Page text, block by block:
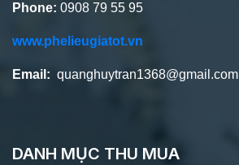
Phone: 0908 79 55 95
www.phelieugiatot.vn
Email: quanghuytran1368@gmail.com
DANH MỤC THU MUA